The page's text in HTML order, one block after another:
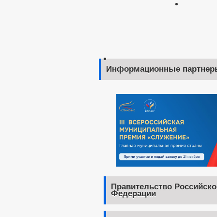
Информационные
Правительство
Федерации